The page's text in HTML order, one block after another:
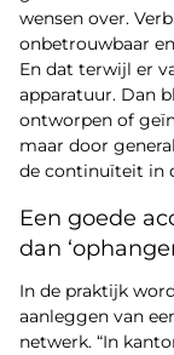
wensen over.
onbetrouwbaar
En dat terwijl er
apparatuur. Dan
ontworpen of
maar door
de continuïteit in
Een goede
dan
In de praktijk
aanleggen van
netwerk. “In